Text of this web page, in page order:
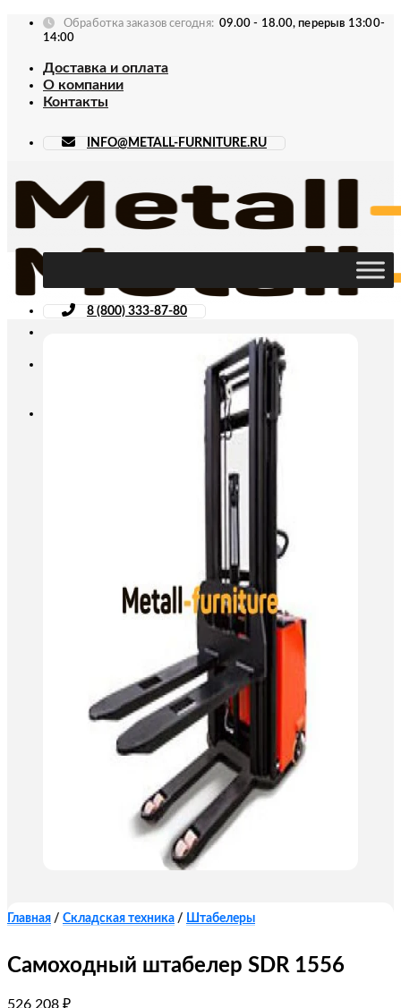
Skip
Обработка заказов сегодня: 09.00 - 18.00, перерыв 13:00-
14:00
Доставка и оплата
О компании
Контакты
INFO@METALL-FURNITURE.RU
8 (800) 333-87-80
Главная / Складская техника / Штабелеры
Самоходный штабелер SDR 1556
526 208 ₽